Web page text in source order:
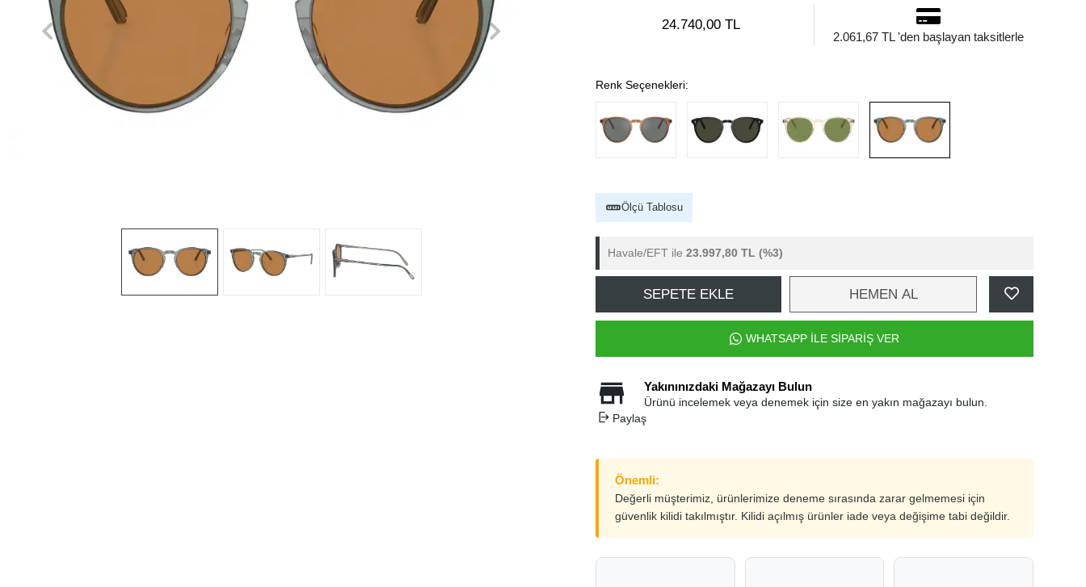
24.740,00 TL
2.061,67 TL 'den başlayan taksitlerle
Renk Seçenekleri:
Ölçü Tablosu
Havale/EFT ile 23.997,80 TL (%3)
SEPETE EKLE HEMEN AL
WHATSAPP İLE SİPARİŞ VER
Yakınınızdaki Mağazayı Bulun
Ürünü incelemek veya denemek için size en yakın mağazayı bulun.
Paylaş
Önemli:
Değerli müşterimiz, ürünlerimize deneme sırasında zarar gelmemesi için
güvenlik kilidi takılmıştır. Kilidi açılmış ürünler iade veya değişime tabi değildir.